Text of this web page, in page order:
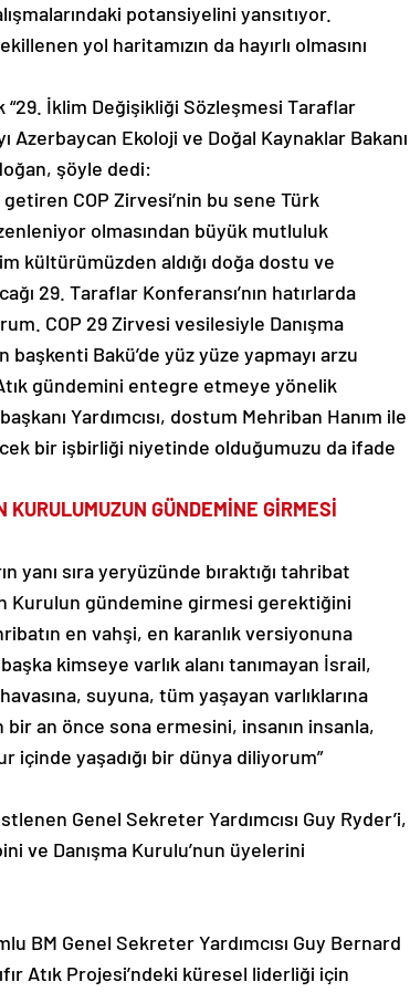
potansiyelini yansıtıyor.
yol haritamızın da hayırlı olmasını
İklim Değişikliği Sözleşmesi Taraflar
Azerbaycan Ekoloji ve Doğal Kaynaklar Bakanı
şöyle dedi:
COP Zirvesi’nin bu sene Türk
olmasından büyük mutluluk
kültürümüzden aldığı doğa dostu ve
29. Taraflar Konferansı’nın hatırlarda
COP 29 Zirvesi vesilesiyle Danışma
başkenti Bakü’de yüz yüze yapmayı arzu
gündemini entegre etmeye yönelik
Yardımcısı, dostum Mehriban Hanım ile
bir işbirliği niyetinde olduğumuzu da ifade
GÜNDEMİNE GİRMESİ
yanı sıra yeryüzünde bıraktığı tahribat
Kurulun gündemine girmesi gerektiğini
en vahşi, en karanlık versiyonuna
kimseye varlık alanı tanımayan İsrail,
suyuna, tüm yaşayan varlıklarına
bir an önce sona ermesini, insanın insanla,
içinde yaşadığı bir dünya diliyorum”
Genel Sekreter Yardımcısı Guy Ryder’i,
ve Danışma Kurulu’nun üyelerini
BM Genel Sekreter Yardımcısı Guy Bernard
Atık Projesi’ndeki küresel liderliği için